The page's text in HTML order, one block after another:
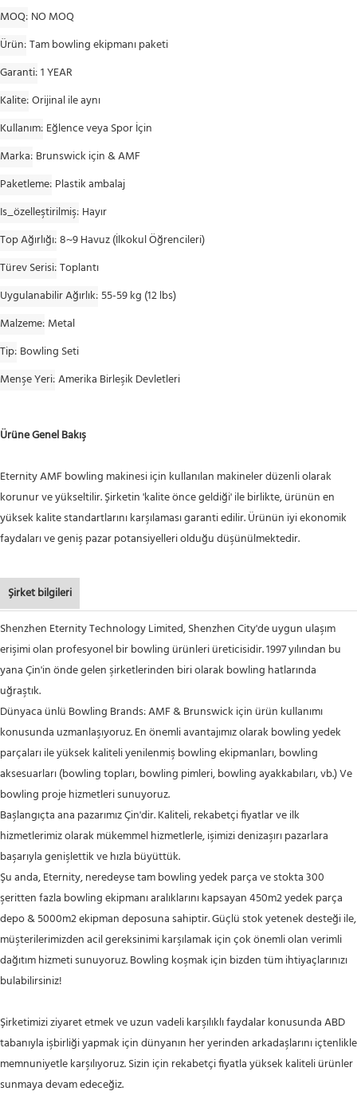
MOQ NO MOQ
Ürün Tam bowling ekipmanı paketi
Garanti 1 YEAR
Kalite Orijinal ile aynı
Kullanım Eğlence veya Spor İçin
Marka Brunswick için & AMF
Paketleme Plastik ambalaj
Is_özelleştirilmiş Hayır
Top Ağırlığı 8~9 Havuz (İlkokul Öğrencileri)
Türev Serisi Toplantı
Uygulanabilir Ağırlık 55-59 kg (12 lbs)
Malzeme Metal
Tip Bowling Seti
Menşe Yeri Amerika Birleşik Devletleri
Ürüne Genel Bakış
Eternity AMF bowling makinesi için kullanılan makineler düzenli olarak
korunur ve yükseltilir. Şirketin 'kalite önce geldiği' ile birlikte, ürünün en
yüksek kalite standartlarını karşılaması garanti edilir. Ürünün iyi ekonomik
faydaları ve geniş pazar potansiyelleri olduğu düşünülmektedir.
Şirket bilgileri
Shenzhen Eternity Technology Limited, Shenzhen City'de uygun ulaşım
erişimi olan profesyonel bir bowling ürünleri üreticisidir. 1997 yılından bu
yana Çin'in önde gelen şirketlerinden biri olarak bowling hatlarında
uğraştık.
Dünyaca ünlü Bowling Brands: AMF & Brunswick için ürün kullanımı
konusunda uzmanlaşıyoruz. En önemli avantajımız olarak bowling yedek
parçaları ile yüksek kaliteli yenilenmiş bowling ekipmanları, bowling
aksesuarları (bowling topları, bowling pimleri, bowling ayakkabıları, vb.) Ve
bowling proje hizmetleri sunuyoruz.
Başlangıçta ana pazarımız Çin'dir. Kaliteli, rekabetçi fiyatlar ve ilk
hizmetlerimiz olarak mükemmel hizmetlerle, işimizi denizaşırı pazarlara
başarıyla genişlettik ve hızla büyüttük.
Şu anda, Eternity, neredeyse tam bowling yedek parça ve stokta 300
şeritten fazla bowling ekipmanı aralıklarını kapsayan 450m2 yedek parça
depo & 5000m2 ekipman deposuna sahiptir. Güçlü stok yetenek desteği ile,
müşterilerimizden acil gereksinimi karşılamak için çok önemli olan verimli
dağıtım hizmeti sunuyoruz. Bowling koşmak için bizden tüm ihtiyaçlarınızı
bulabilirsiniz!
Şirketimizi ziyaret etmek ve uzun vadeli karşılıklı faydalar konusunda ABD
tabanıyla işbirliği yapmak için dünyanın her yerinden arkadaşlarını içtenlikle
memnuniyetle karşılıyoruz. Sizin için rekabetçi fiyatla yüksek kaliteli ürünler
sunmaya devam edeceğiz.